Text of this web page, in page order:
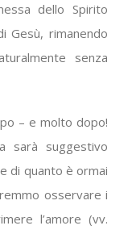
dello Spirito
Gesù, rimanendo
senza
– e molto dopo!
sarà suggestivo
di quanto è ormai
osservare i
l’amore (vv.